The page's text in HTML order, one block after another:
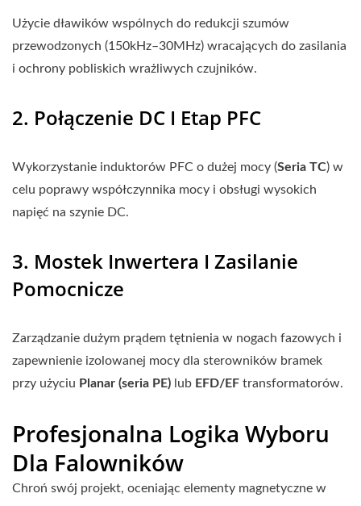
Użycie dławików wspólnych do redukcji szumów
przewodzonych (150kHz–30MHz) wracających do zasilania
i ochrony pobliskich wrażliwych czujników.
2. Połączenie DC I Etap PFC
Wykorzystanie induktorów PFC o dużej mocy (Seria TC) w
celu poprawy współczynnika mocy i obsługi wysokich
napięć na szynie DC.
3. Mostek Inwertera I Zasilanie
Pomocnicze
Zarządzanie dużym prądem tętnienia w nogach fazowych i
zapewnienie izolowanej mocy dla sterowników bramek
przy użyciu Planar (seria PE) lub EFD/EF transformatorów.
Profesjonalna Logika Wyboru
Dla Falowników
Chroń swój projekt, oceniając elementy magnetyczne w